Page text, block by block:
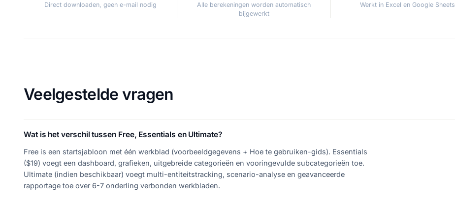
Direct downloaden, geen e-mail nodig
Alle berekeningen worden automatisch
bijgewerkt
Werkt in Excel en Google Sheets
Veelgestelde vragen
Wat is het verschil tussen Free, Essentials en Ultimate?
Free is een startsjabloon met één werkblad (voorbeeldgegevens + Hoe te gebruiken-gids). Essentials
($19) voegt een dashboard, grafieken, uitgebreide categorieën en vooringevulde subcategorieën toe.
Ultimate (indien beschikbaar) voegt multi-entiteitstracking, scenario-analyse en geavanceerde
rapportage toe over 6-7 onderling verbonden werkbladen.